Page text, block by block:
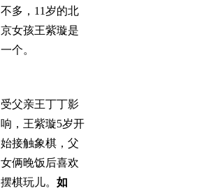
不多，11岁的北
京女孩王紫璇是
一个。
受父亲王丁丁影
响，王紫璇5岁开
始接触象棋，父
女俩晚饭后喜欢
摆棋玩儿。 如